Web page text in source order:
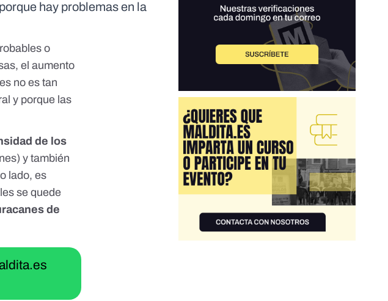
hay problemas en la
o
, elaumento
no es tan
y porque las
de los
y también
lado, es
se quede
de